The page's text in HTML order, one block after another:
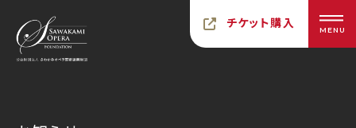
チケット購入 MENU